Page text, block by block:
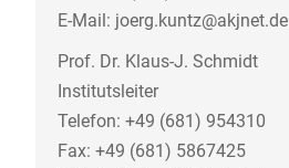
E-Mail: joerg.kuntz@akjnet.de
Prof. Dr. Klaus-J. Schmidt
Institutsleiter
Telefon: +49 (681) 954310
Fax: +49 (681) 5867425